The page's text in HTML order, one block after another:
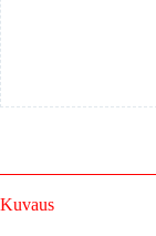
Kuvaus